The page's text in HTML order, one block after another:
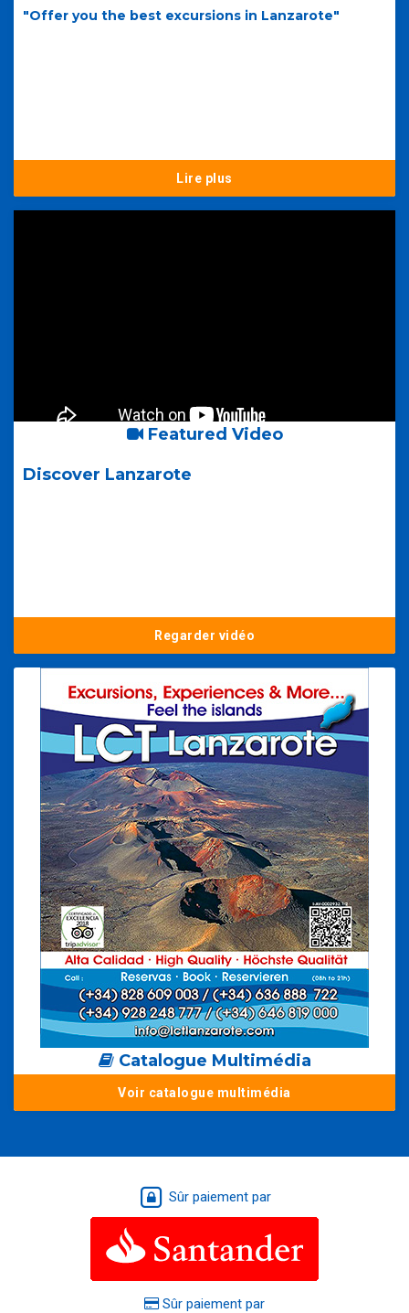
"Offer you the best excursions in Lanzarote"
Lire plus
Featured Video
Discover Lanzarote
Regarder vidéo
Catalogue Multimédia
Voir catalogue multimédia
Sûr paiement par
Sûr paiement par